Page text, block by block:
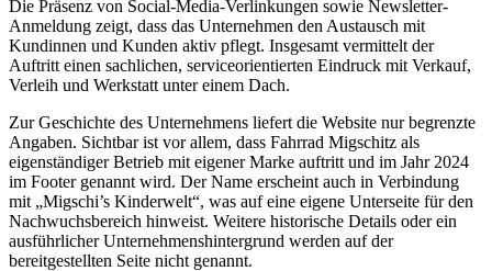
Die Präsenz von Social-Media-Verlinkungen sowie Newsletter-
Anmeldung zeigt, dass das Unternehmen den Austausch mit
Kundinnen und Kunden aktiv pflegt. Insgesamt vermittelt der
Auftritt einen sachlichen, serviceorientierten Eindruck mit Verkauf,
Verleih und Werkstatt unter einem Dach.
Zur Geschichte des Unternehmens liefert die Website nur begrenzte
Angaben. Sichtbar ist vor allem, dass Fahrrad Migschitz als
eigenständiger Betrieb mit eigener Marke auftritt und im Jahr 2024
im Footer genannt wird. Der Name erscheint auch in Verbindung
mit „Migschi’s Kinderwelt“, was auf eine eigene Unterseite für den
Nachwuchsbereich hinweist. Weitere historische Details oder ein
ausführlicher Unternehmenshintergrund werden auf der
bereitgestellten Seite nicht genannt.